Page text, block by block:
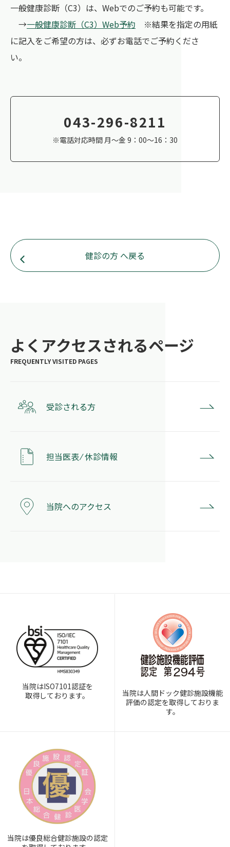
一般健康診断（C3）は、Webでのご予約も可能です。
→一般健康診断（C3）Web予約 ※結果を指定の用紙
に記入をご希望の方は、必ずお電話でご予約くださ
い。
043-296-8211
※電話対応時間 月～金 9：00～16：30
健診の方 へ戻る
よくアクセスされるページ
受診される方
担当医表 ⁄ 休診情報
当院へのアクセス
当院はISO7101認証を
取得しております。
当院は人間ドック健診施設機能
評価の認定を取得しておりま
す。
当院は優良総合健診施設の認定